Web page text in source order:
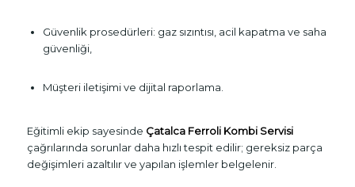
Güvenlik prosedürleri: gaz sızıntısı, acil kapatma ve saha
güvenliği,
Müşteri iletişimi ve dijital raporlama.
Eğitimli ekip sayesinde Çatalca Ferroli Kombi Servisi
çağrılarında sorunlar daha hızlı tespit edilir; gereksiz parça
değişimleri azaltılır ve yapılan işlemler belgelenir.